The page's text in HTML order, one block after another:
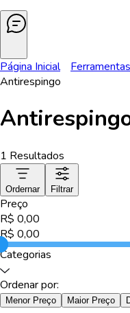
Página Inicial Ferramentas
Antirespingo
1 Resultados
Ordernar Filtrar
Preço
R$ 0,00
R$ 0,00
Categorias
Ordenar por:
Menor Preço Maior Preço